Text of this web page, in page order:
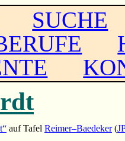
SUCHE
auf Tafel Reimer–Baedeker(